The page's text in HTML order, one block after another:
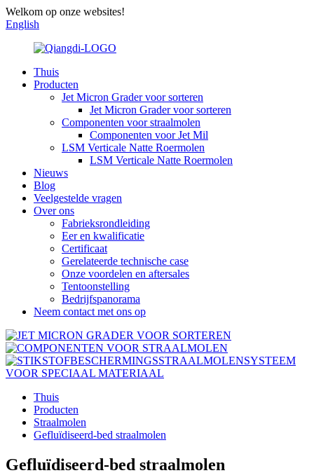
Welkom op onze websites!
English
Thuis
Producten
Jet Micron Grader voor sorteren
Jet Micron Grader voor sorteren
Componenten voor straalmolen
Componenten voor Jet Mil
LSM Verticale Natte Roermolen
LSM Verticale Natte Roermolen
Nieuws
Blog
Veelgestelde vragen
Over ons
Fabrieksrondleiding
Eer en kwalificatie
Certificaat
Gerelateerde technische case
Onze voordelen en aftersales
Tentoonstelling
Bedrijfspanorama
Neem contact met ons op
Thuis
Producten
Straalmolen
Gefluïdiseerd-bed straalmolen
Gefluïdiseerd-bed straalmolen